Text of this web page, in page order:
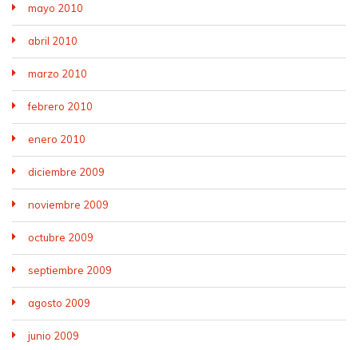
mayo 2010
abril 2010
marzo 2010
febrero 2010
enero 2010
diciembre 2009
noviembre 2009
octubre 2009
septiembre 2009
agosto 2009
junio 2009